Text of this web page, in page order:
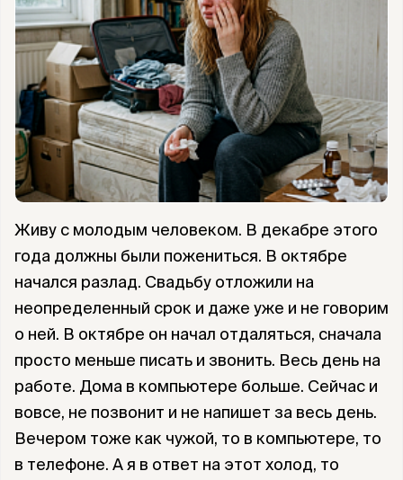
Живу с молодым человеком. В декабре этого
года должны были пожениться. В октябре
начался разлад. Свадьбу отложили на
неопределенный срок и даже уже и не говорим
о ней. В октябре он начал отдаляться, сначала
просто меньше писать и звонить. Весь день на
работе. Дома в компьютере больше. Сейчас и
вовсе, не позвонит и не напишет за весь день.
Вечером тоже как чужой, то в компьютере, то
в телефоне. А я в ответ на этот холод, то